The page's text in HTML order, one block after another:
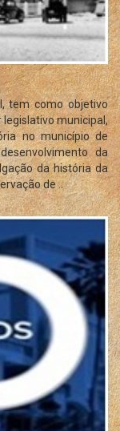
tem como objetivo
municipal,
no município de
da
da história da
de ..